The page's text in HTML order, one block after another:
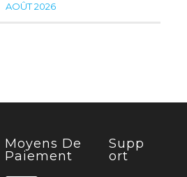
AOÛT 2026
Moyens De
Paiement
Supp
Ort